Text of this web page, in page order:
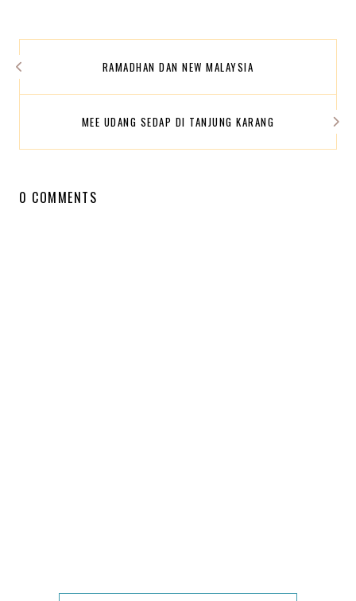
RAMADHAN DAN NEW MALAYSIA
MEE UDANG SEDAP DI TANJUNG KARANG
0 COMMENTS